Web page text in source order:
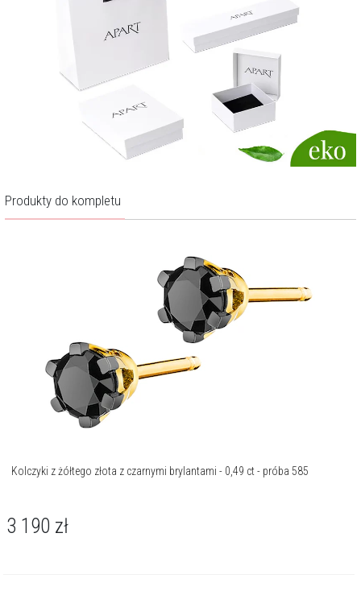
Produkty do kompletu
Kolczyki z żółtego złota z czarnymi brylantami - 0,49 ct - próba 585
3 190 zł